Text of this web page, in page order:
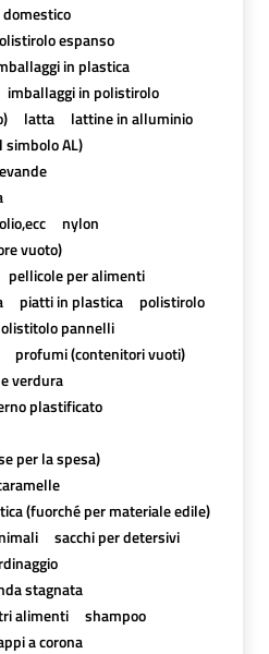
espanso
in plastica
imballaggi in polistirolo
latta
lattine in alluminio
AL)
nylon
vuoto)
pellicole per alimenti
piatti in plastica
polistirolo
pannelli
profumi (contenitori vuoti)
verdura
plastificato
per la spesa)
(fuorché per materiale edile)
sacchi per detersivi
stagnata
alimenti
shampoo
a corona